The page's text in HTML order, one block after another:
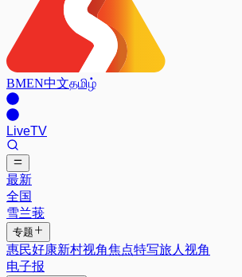
BMEN中文தமிழ்
LiveTV
最新
全国
雪兰莪
专题
惠民好康新村视角焦点特写旅人视角
电子报